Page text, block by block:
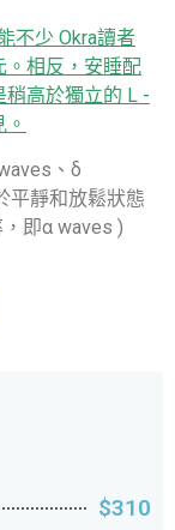
不少 Okra讀者
。相反，安睡配
高於獨立的 L -
、δ
平靜和放鬆狀態
即α waves )
$310